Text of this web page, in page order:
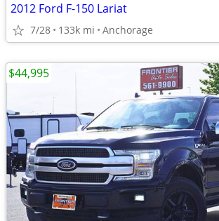
2012 Ford F-150 Lariat
7/28 133k mi Anchorage
$44,995